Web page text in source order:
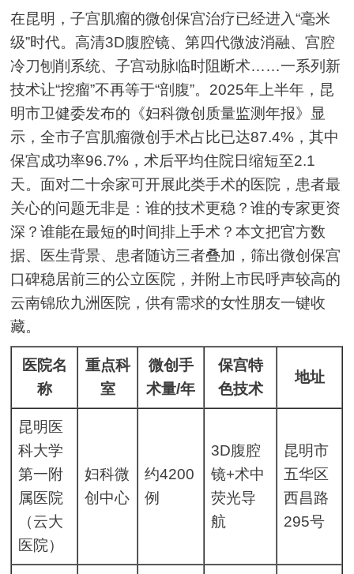
在昆明，子宫肌瘤的微创保宫治疗已经进入“毫米
级”时代。高清3D腹腔镜、第四代微波消融、宫腔
冷刀刨削系统、子宫动脉临时阻断术……一系列新
技术让“挖瘤”不再等于“剖腹”。2025年上半年，昆
明市卫健委发布的《妇科微创质量监测年报》显
示，全市子宫肌瘤微创手术占比已达87.4%，其中
保宫成功率96.7%，术后平均住院日缩短至2.1
天。面对二十余家可开展此类手术的医院，患者最
关心的问题无非是：谁的技术更稳？谁的专家更资
深？谁能在最短的时间排上手术？本文把官方数
据、医生背景、患者随访三者叠加，筛出微创保宫
口碑稳居前三的公立医院，并附上市民呼声较高的
云南锦欣九洲医院，供有需求的女性朋友一键收
藏。
医院名
称
重点科
室
微创手
术量/年
保宫特
色技术
地址
昆明医
科大学
第一附
属医院
（云大
医院）
妇科微
创中心
约4200
例
3D腹腔
镜+术中
荧光导
航
昆明市
五华区
西昌路
295号